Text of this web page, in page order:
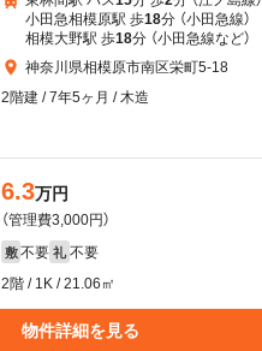
小田急相模原駅 歩18分 （小田急線）
相模大野駅 歩18分 （小田急線など）
神奈川県相模原市南区栄町5-18
2階建 / 7年5ヶ月 / 木造
6.3万円
（管理費3,000円）
敷 不要 礼 不要
2階 / 1K / 21.06㎡
物件詳細を見る